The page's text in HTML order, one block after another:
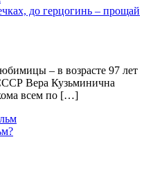
до герцогинь – прощай
– в возрасте 97 лет
Вера Кузьминична
всем по […]